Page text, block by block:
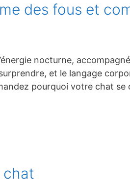
des fous et
nocturne,
et le langage
pourquoi votre chat
chat